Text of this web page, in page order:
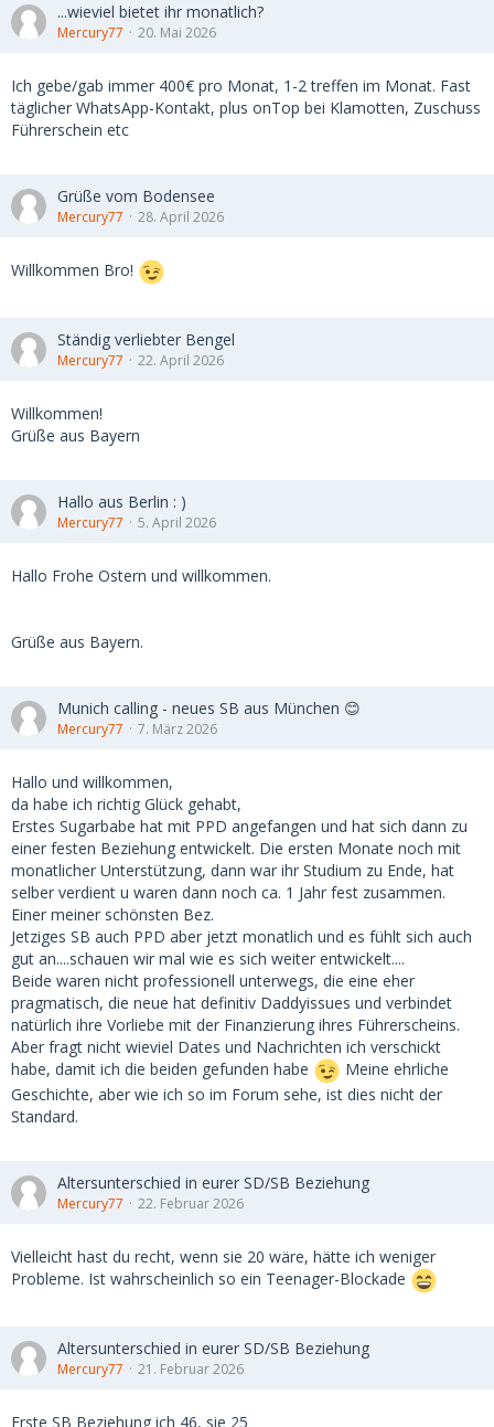
...wieviel bietet ihr monatlich?
Mercury77 20. Mai 2026
Ich gebe/gab immer 400€ pro Monat, 1-2 treffen im Monat. Fast
täglicher WhatsApp-Kontakt, plus onTop bei Klamotten, Zuschuss
Führerschein etc
Grüße vom Bodensee
Mercury77 28. April 2026
Willkommen Bro!
Ständig verliebter Bengel
Mercury77 22. April 2026
Willkommen!
Grüße aus Bayern
Hallo aus Berlin : )
Mercury77 5. April 2026
Hallo Frohe Ostern und willkommen.
Grüße aus Bayern.
Munich calling - neues SB aus München 😊
Mercury77 7. März 2026
Hallo und willkommen,
da habe ich richtig Glück gehabt,
Erstes Sugarbabe hat mit PPD angefangen und hat sich dann zu
einer festen Beziehung entwickelt. Die ersten Monate noch mit
monatlicher Unterstützung, dann war ihr Studium zu Ende, hat
selber verdient u waren dann noch ca. 1 Jahr fest zusammen.
Einer meiner schönsten Bez.
Jetziges SB auch PPD aber jetzt monatlich und es fühlt sich auch
gut an....schauen wir mal wie es sich weiter entwickelt....
Beide waren nicht professionell unterwegs, die eine eher
pragmatisch, die neue hat definitiv Daddyissues und verbindet
natürlich ihre Vorliebe mit der Finanzierung ihres Führerscheins.
Aber fragt nicht wieviel Dates und Nachrichten ich verschickt
habe, damit ich die beiden gefunden habe
Meine ehrliche
Geschichte, aber wie ich so im Forum sehe, ist dies nicht der
Standard.
Altersunterschied in eurer SD/SB Beziehung
Mercury77 22. Februar 2026
Vielleicht hast du recht, wenn sie 20 wäre, hätte ich weniger
Probleme. Ist wahrscheinlich so ein Teenager-Blockade
Altersunterschied in eurer SD/SB Beziehung
Mercury77 21. Februar 2026
Erste SB Beziehung ich 46, sie 25